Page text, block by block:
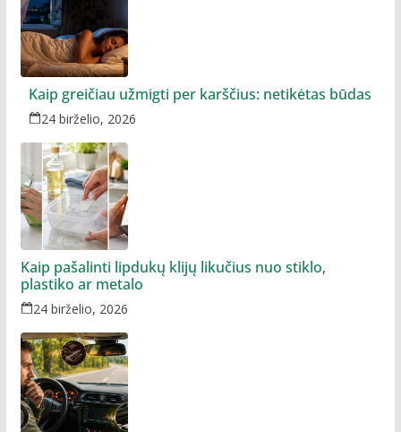
Kaip greičiau užmigti per karščius: netikėtas būdas
24 birželio, 2026
Kaip pašalinti lipdukų klijų likučius nuo stiklo,
plastiko ar metalo
24 birželio, 2026